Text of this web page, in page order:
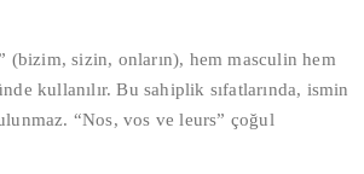
(bizim, sizin, onların), hem masculin hem
kullanılır. Bu sahiplik sıfatlarında, ismin
“Nos, vos ve leurs” çoğul